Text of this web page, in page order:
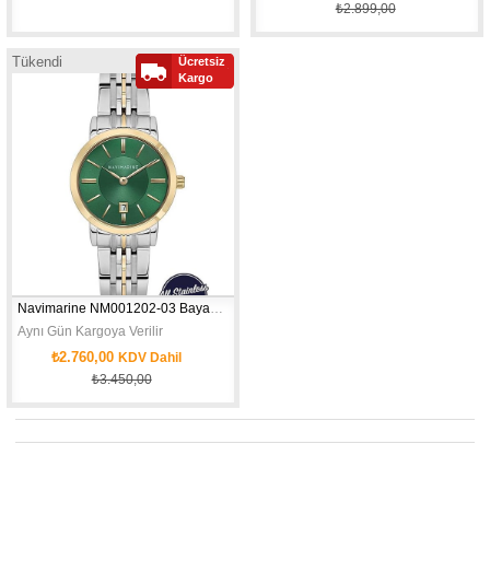
KASA ÇAPI: 26 MM - CİNSİYET: WOMAN - SU GEÇİRMEZLİK: 3 ATM - MOV'T:
₺2.899,00
Tükendi
Navimarine NM001202-03 Bayan Kol Saati
Aynı Gün Kargoya Verilir
₺2.760,00 KDV Dahil
₺3.450,00
Ücretsiz
Kargo
Yeni